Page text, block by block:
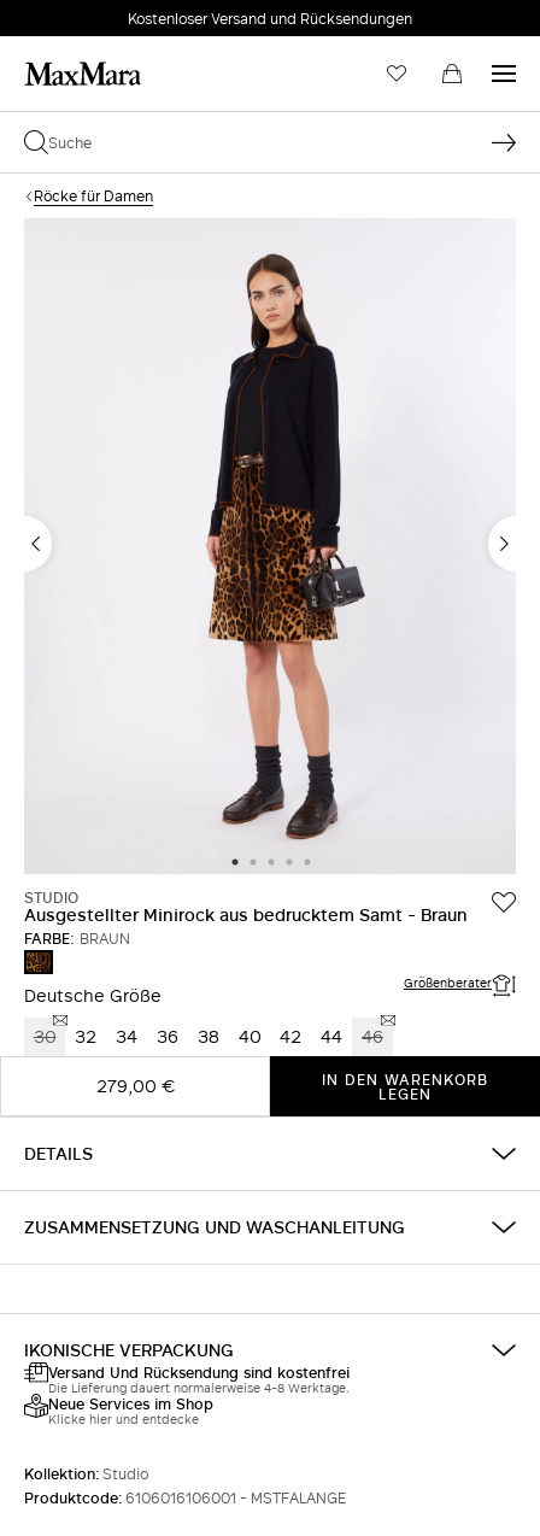
Kostenloser Versand und Rücksendungen
Röcke für Damen
STUDIO
Ausgestellter Minirock aus bedrucktem Samt - Braun
FARBE: BRAUN
BRAUN
Deutsche Größe Größenberater
30 32 34 36 38 40 42 44
46
279,00 €
IN DEN WARENKORB
LEGEN
DETAILS
ZUSAMMENSETZUNG UND WASCHANLEITUNG
IKONISCHE VERPACKUNG
Versand Und Rücksendung sind kostenfrei
Die Lieferung dauert normalerweise 4-8 Werktage.
Neue Services im Shop
Klicke hier und entdecke
Kollektion:Studio
Produktcode:6106016106001 - MSTFALANGE